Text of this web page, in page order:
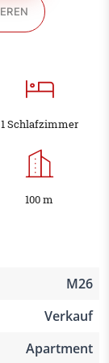
1 Schlafzimmer
100 m
M26
Verkauf
Apartment